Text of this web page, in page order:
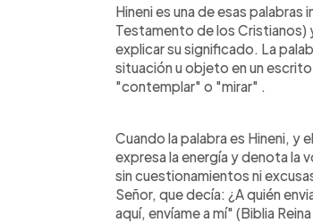
Escuchar artículo
Hineni es una de esas
Testamento de los
explicar su significado. La
situación u objeto en un
"contemplar" o "mirar" .
Cuando la palabra es Hineni, y
expresa la energía y denota la
sin cuestionamientos ni
Señor, que decía: ¿A quién
aquí, envíame a mí" (Biblia